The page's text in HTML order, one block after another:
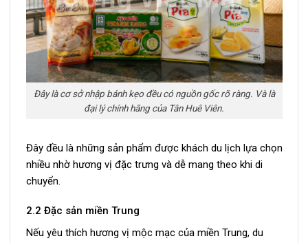
Đây là cơ sở nhập bánh kẹo đều có nguồn gốc rõ ràng. Và là
đại lý chính hãng của Tân Huê Viên.
Đây đều là những sản phẩm được khách du lịch lựa chọn
nhiều nhờ hương vị đặc trưng và dễ mang theo khi di
chuyển.
2.2 Đặc sản miền Trung
Nếu yêu thích hương vị mộc mạc của miền Trung, du